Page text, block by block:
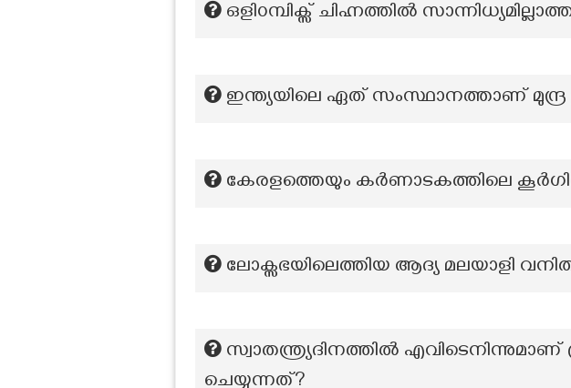
ഒളി൦മ്പിക്സ് ചിഹ്നത്തിൽ
ഇന്ത്യയിലെ ഏത് സംസ്ഥാനത്താണ് മുന്ദ്ര
കേരളത്തെയും കർണാടകത്തിലെ
ലോക്സഭയിലെത്തിയ ആദ്യ മലയാളി
സ്വാതന്ത്ര്യദിനത്തിൽ
ചെയ്യുന്നത്?